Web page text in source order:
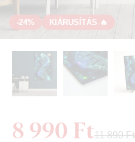
-24% KIÁRUSÍTÁS 🔥
8 990 Ft11 890 Ft